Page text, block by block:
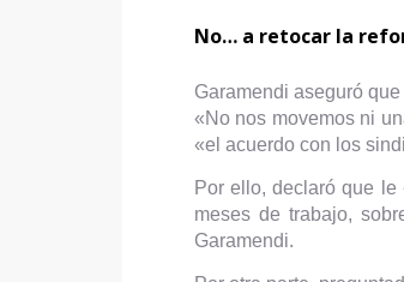
No… a retocar la
Garamendi aseguró
«No nos movemos ni
«el acuerdo con los
Por ello, declaró que
meses de trabajo,
Garamendi.